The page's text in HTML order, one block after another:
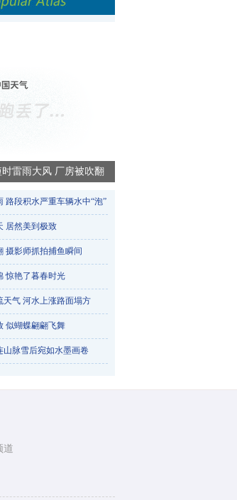
雷雨大风 厂房被吹翻
雨冰雹降雪轮番登场
路段积水严重车辆水中“泡”​
居然美到极致
摄影师抓拍捕鱼瞬间
惊艳了暮春时光
天气 河水上涨路面塌方
似蝴蝶翩翩飞舞
山脉雪后宛如水墨画卷
道